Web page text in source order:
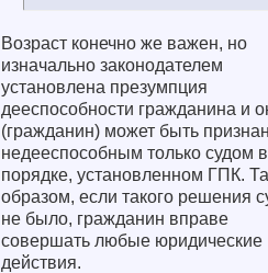
Возраст конечно же важен, но
изначально законодателем
установлена презумпция
дееспособности гражданина и
(гражданин) может быть
недееспособным только судом в
порядке, установленном ГПК.
образом, если такого решения
не было, гражданин вправе
совершать любые юридические
действия.